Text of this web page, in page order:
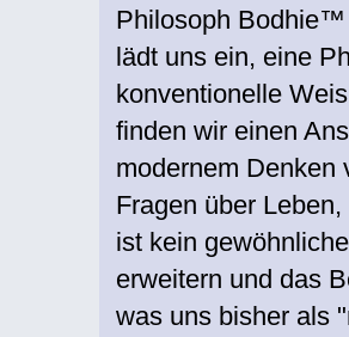
Philosoph Bodhie™
lädt uns ein, eine
konventionelle
finden wir einen
modernem Denken
Fragen über
ist kein
erweitern und das
was uns bisher als